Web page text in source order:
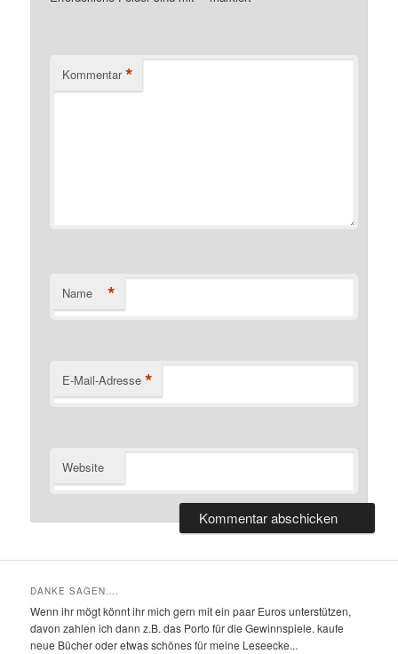
Kommentar *
Name *
E-Mail-Adresse *
Website
DANKE SAGEN….
Wenn ihr mögt könnt ihr mich gern mit ein paar Euros unterstützen,
davon zahlen ich dann z.B. das Porto für die Gewinnspiele. kaufe
neue Bücher oder etwas schönes für meine Leseecke...